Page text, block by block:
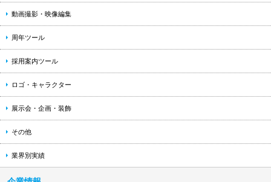
動画撮影・映像編集
周年ツール
採用案内ツール
ロゴ・キャラクター
展示会・企画・装飾
その他
業界別実績